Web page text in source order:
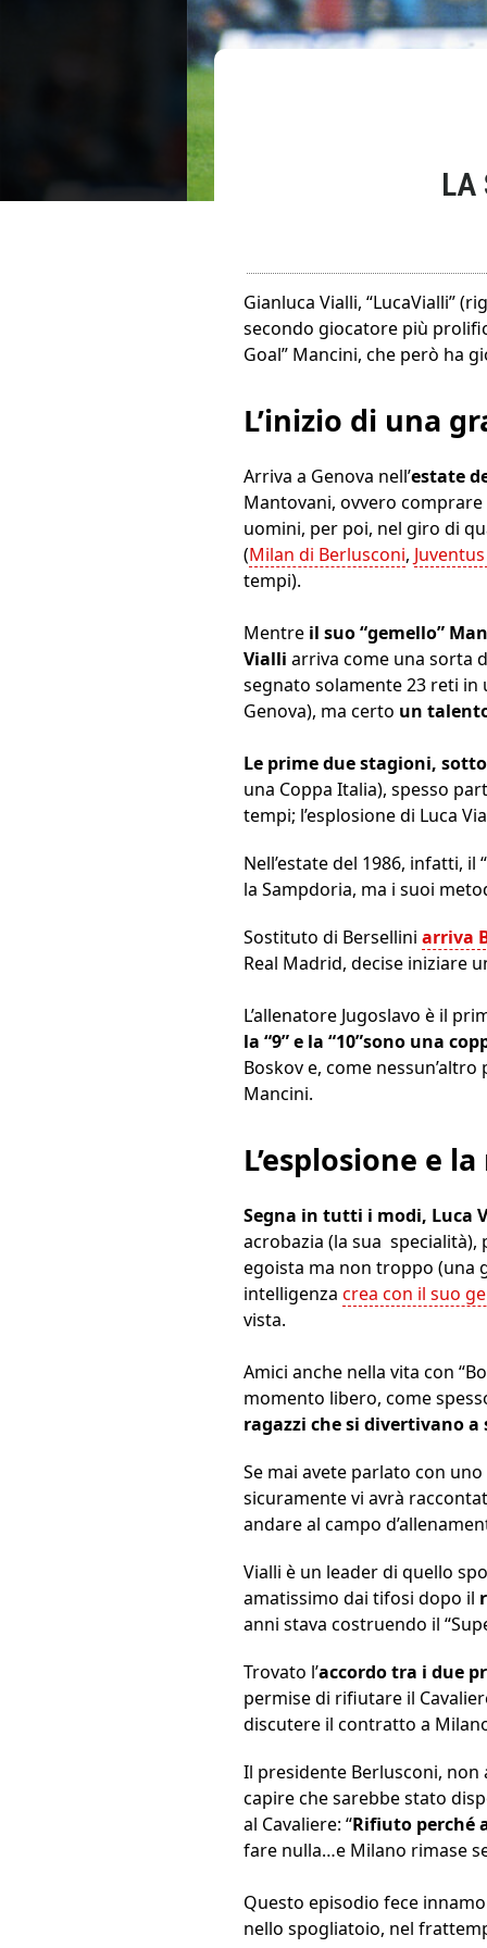
LA
Gianluca Vialli, “LucaVialli”
secondo giocatore più
Goal” Mancini, che però ha
L’inizio di una
Arriva a Genova nell’estate
Mantovani, ovvero comprare
uomini, per poi, nel giro di
(Milan di Berlusconi,
tempi).
Mentre il suo “gemello”
Vialli arriva come una sorta
segnato solamente 23 reti in
Genova), ma certo un
Le prime due stagioni,
una Coppa Italia), spesso
tempi; l’esplosione di Luca
Nell’estate del 1986, infatti,
la Sampdoria, ma i suoi
Sostituto di Bersellini arriva
Real Madrid, decise iniziare
L’allenatore Jugoslavo è il
la “9” e la “10”sono una
Boskov e, come
Mancini.
L’esplosione e
Segna in tutti i modi, Luca
acrobazia (la sua
egoista ma non troppo (una
intelligenza crea con il suo
vista.
Amici anche nella vita con
momento libero, come
ragazzi che si divertivano a
Se mai avete parlato con
sicuramente vi avrà
andare al campo
Vialli è un leader di quello
amatissimo dai tifosi dopo il
anni stava costruendo il
Trovato l’accordo tra i due
permise di rifiutare il
discutere il contratto a
Il presidente Berlusconi, non
capire che sarebbe stato
al Cavaliere: “Rifiuto perché
fare nulla…e Milano rimase
Questo episodio fece
nello spogliatoio, nel